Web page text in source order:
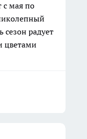
с мая по
сезон радует